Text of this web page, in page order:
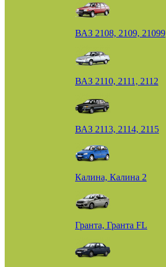
ВАЗ 2108, 2109, 21099
ВАЗ 2110, 2111, 2112
ВАЗ 2113, 2114, 2115
Калина, Калина 2
Гранта, Гранта FL